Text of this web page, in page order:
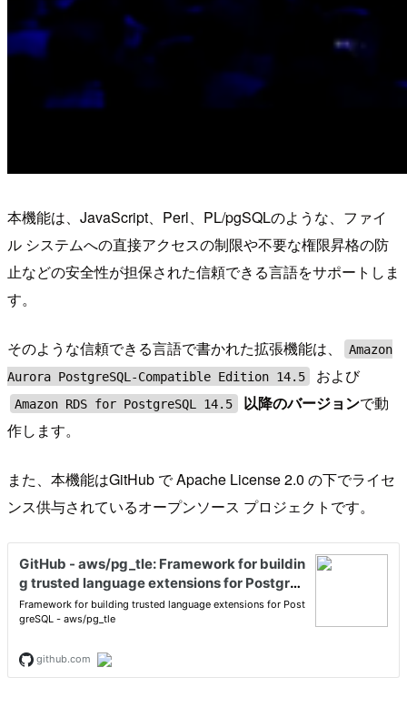
本機能は、JavaScript、Perl、PL/pgSQLのような、ファイ
ル システムへの直接アクセスの制限や不要な権限昇格の防
止などの安全性が担保された信頼できる言語をサポートしま
す。
そのような信頼できる言語で書かれた拡張機能は、
Amazon
Aurora PostgreSQL-Compatible Edition 14.5
および
Amazon RDS for PostgreSQL 14.5 以降のバージョンで動
作します。
また、本機能はGitHub で Apache License 2.0 の下でライセ
ンス供与されているオープンソース プロジェクトです。